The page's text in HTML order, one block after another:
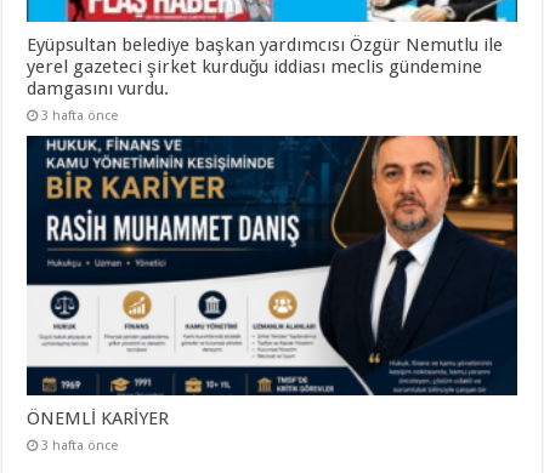
Eyüpsultan belediye başkan yardımcısı Özgür Nemutlu ile
yerel gazeteci şirket kurduğu iddiası meclis gündemine
damgasını vurdu.
3 hafta önce
ÖNEMLİ KARİYER
3 hafta önce